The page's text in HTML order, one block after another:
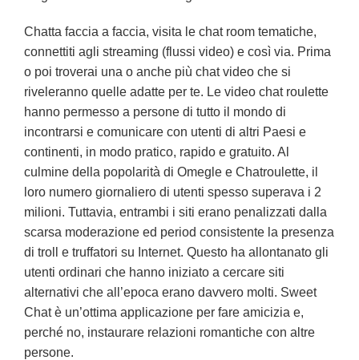
Chatta faccia a faccia, visita le chat room tematiche,
connettiti agli streaming (flussi video) e così via. Prima
o poi troverai una o anche più chat video che si
riveleranno quelle adatte per te. Le video chat roulette
hanno permesso a persone di tutto il mondo di
incontrarsi e comunicare con utenti di altri Paesi e
continenti, in modo pratico, rapido e gratuito. Al
culmine della popolarità di Omegle e Chatroulette, il
loro numero giornaliero di utenti spesso superava i 2
milioni. Tuttavia, entrambi i siti erano penalizzati dalla
scarsa moderazione ed period consistente la presenza
di troll e truffatori su Internet. Questo ha allontanato gli
utenti ordinari che hanno iniziato a cercare siti
alternativi che all’epoca erano davvero molti. Sweet
Chat è un’ottima applicazione per fare amicizia e,
perché no, instaurare relazioni romantiche con altre
persone.